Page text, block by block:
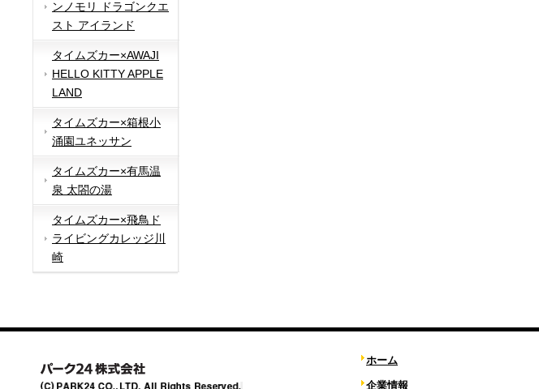
ンノモリ ドラゴンクエ
スト アイランド
タイムズカー×AWAJI
HELLO KITTY APPLE
LAND
タイムズカー×箱根小
涌園ユネッサン
タイムズカー×有馬温
泉 太閤の湯
タイムズカー×飛鳥ド
ライビングカレッジ川
崎
ホーム
企業情報